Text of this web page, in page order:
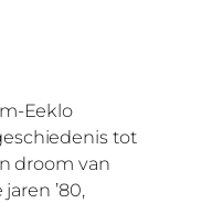
Eeklo
tot
droom van
’80,